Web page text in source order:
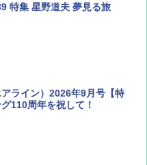
特集 星野道夫 夢見る旅
ライン）2026年9月号【特
110周年を祝して！